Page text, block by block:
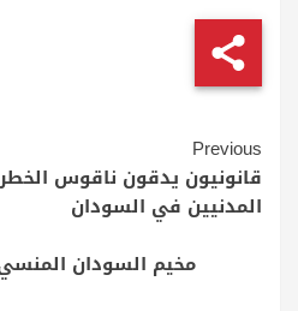
Continue
Reading
Previous
قانونيون يدقون ناقوس
المدنيين في السودان
مخيم السودان